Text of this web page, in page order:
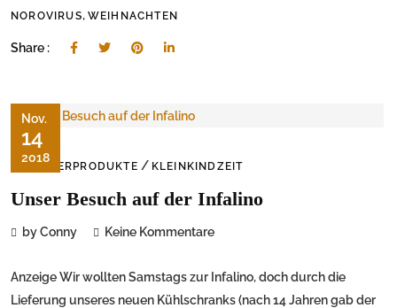
NOROVIRUS, WEIHNACHTEN
Share :
Nov.
14
2018
KINDERPRODUKTE / KLEINKINDZEIT
Unser Besuch auf der Infalino
by Conny Keine Kommentare
Anzeige Wir wollten Samstags zur Infalino, doch durch die
Lieferung unseres neuen Kühlschranks (nach 14 Jahren gab der